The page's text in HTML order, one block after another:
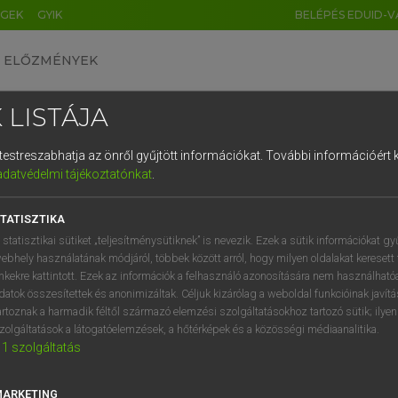
GYIK BELÉPÉS EDUID-
ELŐZMÉNYEK
műszaki szótár
VAN ELŐFIZETÉSED?
megtekintéséhez.
LISTÁJA
az önről gyűjtött információkat. További információért
tájékoztatónkat.
statisztikai sütiket „teljesítménysütiknek” is nevezik. Ezek a sütik információkat
használatának módjáról, többek között arról, hogy milyen oldalakat keresett
kattintott. Ezek az információk a felhasználó azonosítására nem
összesítettek és anonimizáltak. Céljuk kizárólag a weboldal funkcióinak
a harmadik féltől származó elemzési szolgáltatásokhoz tartozó sütik;
a látogatóelemzések, a hőtérképek és a közösségi médiaanalitika.
1 szolgáltatás
DE CN FR ES IT NL
1 2 3 4 5 6 7 8 9
q w e r t z u i
a s d f g h j k l é
í y x c v b n m , .